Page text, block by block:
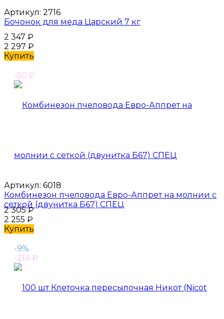
Артикул: 2716
Бочонок для меда Царский 7 кг
2 347 ₽
2 297 ₽
Купить
-50 ₽
Артикул: 6018
Комбинезон пчеловода Евро-Аппрет на молнии с
сеткой (двунитка Б67) СПЕЦ
2 305₽
2 255 ₽
Купить
-9%
-214 ₽